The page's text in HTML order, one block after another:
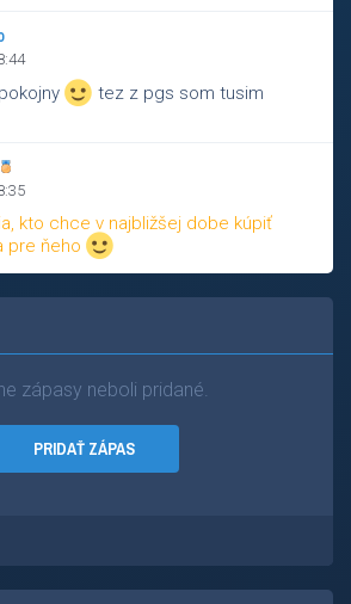
tez z pgs som tusim
kto chce v najbližšej dobe kúpiť
pre ňeho
zápasy neboli pridané.
PRIDAŤ ZÁPAS